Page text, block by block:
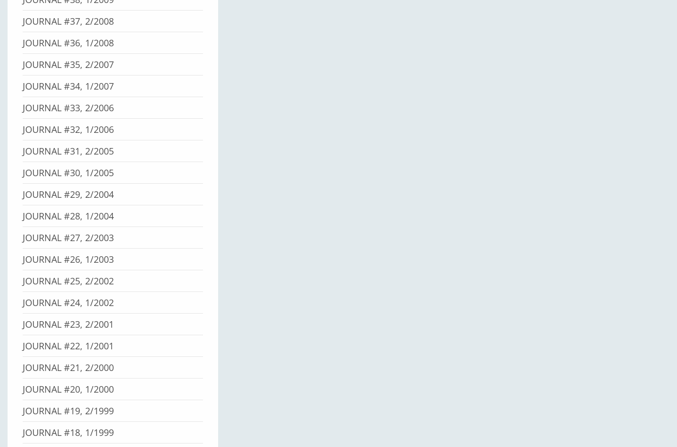
JOURNAL #37, 2/2008
JOURNAL #36, 1/2008
JOURNAL #35, 2/2007
JOURNAL #34, 1/2007
JOURNAL #33, 2/2006
JOURNAL #32, 1/2006
JOURNAL #31, 2/2005
JOURNAL #30, 1/2005
JOURNAL #29, 2/2004
JOURNAL #28, 1/2004
JOURNAL #27, 2/2003
JOURNAL #26, 1/2003
JOURNAL #25, 2/2002
JOURNAL #24, 1/2002
JOURNAL #23, 2/2001
JOURNAL #22, 1/2001
JOURNAL #21, 2/2000
JOURNAL #20, 1/2000
JOURNAL #19, 2/1999
JOURNAL #18, 1/1999